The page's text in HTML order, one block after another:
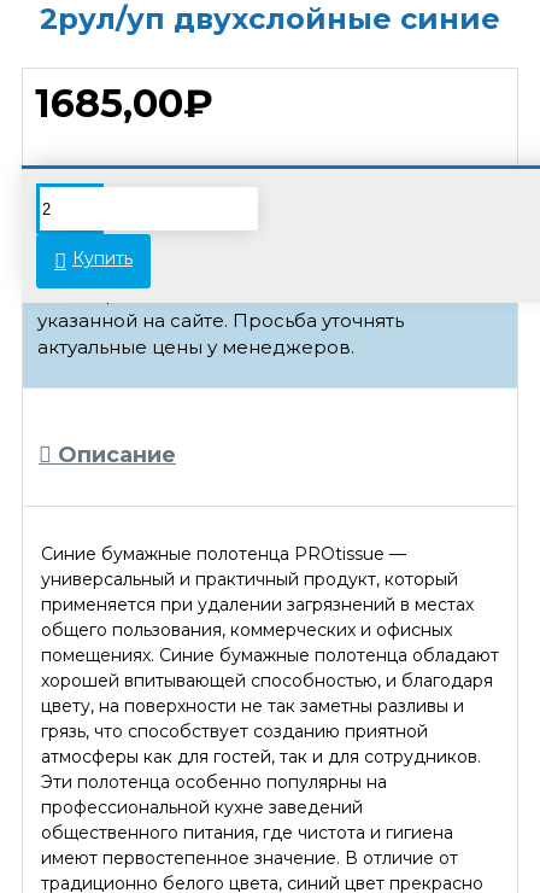
2рул/уп двухслойные синие
1685,00₽
Купить
Минимальное количество заказа этого товара 2
В связи с переоценкой товара стоимость
некоторых позиций может отличаться от
указанной на сайте. Просьба уточнять
актуальные цены у менеджеров.
Описание
Синие бумажные полотенца PROtissue —
универсальный и практичный продукт, который
применяется при удалении загрязнений в местах
общего пользования, коммерческих и офисных
помещениях. Синие бумажные полотенца обладают
хорошей впитывающей способностью, и благодаря
цвету, на поверхности не так заметны разливы и
грязь, что способствует созданию приятной
атмосферы как для гостей, так и для сотрудников.
Эти полотенца особенно популярны на
профессиональной кухне заведений
общественного питания, где чистота и гигиена
имеют первостепенное значение. В отличие от
традиционно белого цвета, синий цвет прекрасно